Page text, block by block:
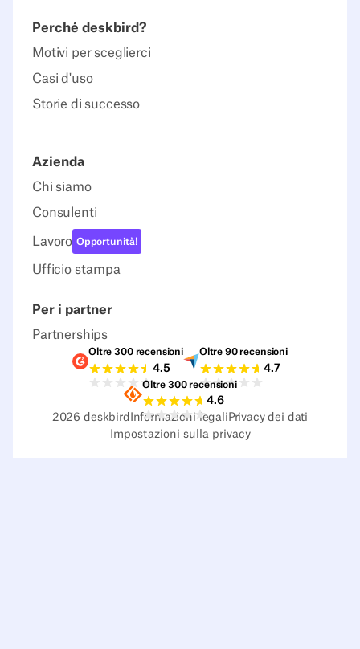
Perché deskbird?
Motivi per sceglierci
Casi d'uso
Storie di successo
Azienda
Chi siamo
Consulenti
Lavoro Opportunità!
Ufficio stampa
Per i partner
Partnerships
Valutazioni G2
Oltre 300 recensioni
4.5
Valutazioni Capterra
Oltre 90 recensioni
4.7
Valutazioni Sourceforge
Oltre 300 recensioni
4.6
2026 deskbird Informazioni legali Privacy dei dati
Impostazioni sulla privacy